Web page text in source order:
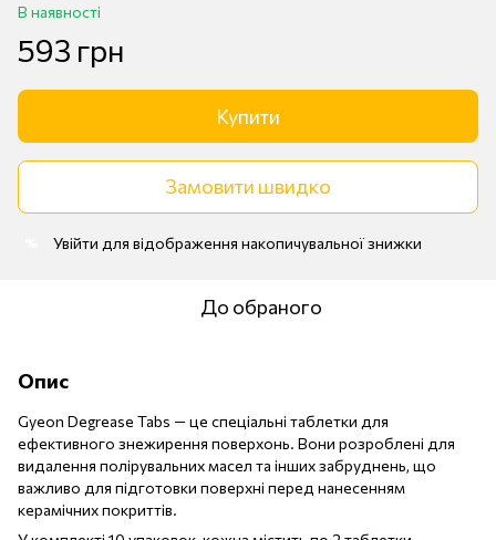
В наявності
593 грн
Купити
Замовити швидко
Увійти для відображення накопичувальної знижки
До обраного
Опис
Gyeon Degrease Tabs — це спеціальні таблетки для
ефективного знежирення поверхонь. Вони розроблені для
видалення полірувальних масел та інших забруднень, що
важливо для підготовки поверхні перед нанесенням
керамічних покриттів.